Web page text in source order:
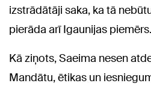
izstrādātāji saka, ka tā
pierāda arī Igaunijas piemērs.
Kā ziņots, Saeima nesen
Mandātu, ētikas un